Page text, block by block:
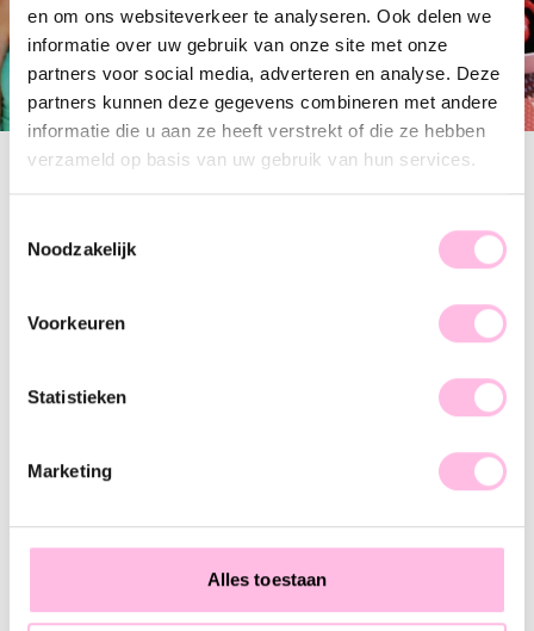
en om ons websiteverkeer te analyseren. Ook delen we
informatie over uw gebruik van onze site met onze
partners voor social media, adverteren en analyse. Deze
partners kunnen deze gegevens combineren met andere
informatie die u aan ze heeft verstrekt of die ze hebben
verzameld op basis van uw gebruik van hun services.
Noodzakelijk
Voorkeuren
Statistieken
Marketing
Alles toestaan
Filter
€ 16.95
Satin bracelet with letter of your choice - black